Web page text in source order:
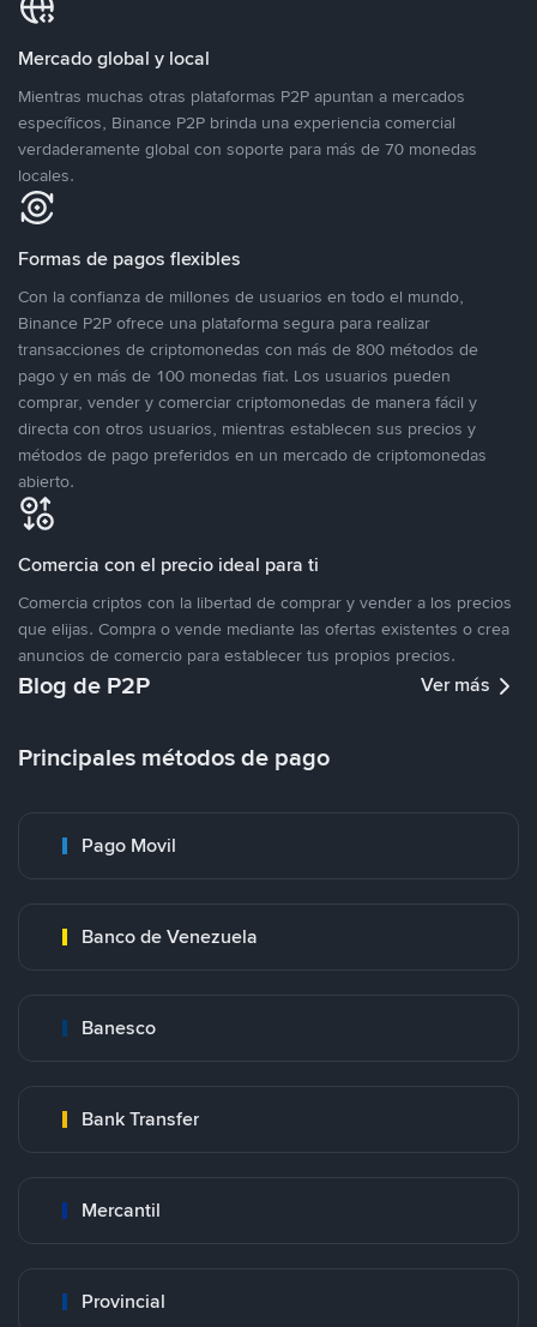
Mercado global y local
Mientras muchas otras plataformas P2P apuntan a mercados
específicos, Binance P2P brinda una experiencia comercial
verdaderamente global con soporte para más de 70 monedas
locales.
Formas de pagos flexibles
Con la confianza de millones de usuarios en todo el mundo,
Binance P2P ofrece una plataforma segura para realizar
transacciones de criptomonedas con más de 800 métodos de
pago y en más de 100 monedas fiat. Los usuarios pueden
comprar, vender y comerciar criptomonedas de manera fácil y
directa con otros usuarios, mientras establecen sus precios y
métodos de pago preferidos en un mercado de criptomonedas
abierto.
Comercia con el precio ideal para ti
Comercia criptos con la libertad de comprar y vender a los precios
que elijas. Compra o vende mediante las ofertas existentes o crea
anuncios de comercio para establecer tus propios precios.
Blog de P2P Ver más
Principales métodos de pago
Pago Movil
Banco de Venezuela
Banesco
Bank Transfer
Mercantil
Provincial